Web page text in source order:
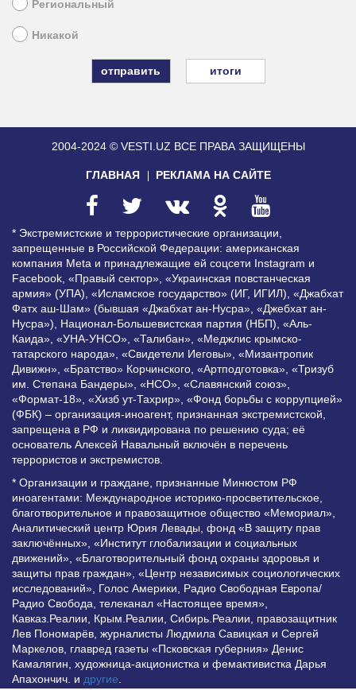
Региональный
Никакой
итоги
2004-2024 © VESTI.UZ ВСЕ ПРАВА ЗАЩИЩЕНЫ
ГЛАВНАЯ РЕКЛАМА НА САЙТЕ
* Экстремистские и террористические организации,
запрещенные в Российской Федерации: американская
компания Meta и принадлежащие ей соцсети Instagram и
Facebook, «Правый сектор», «Украинская повстанческая
армия» (УПА), «Исламское государство» (ИГ, ИГИЛ), «Джабхат
Фатх аш-Шам» (бывшая «Джабхат ан-Нусра», «Джебхат ан-
Нусра»), Национал-Большевистская партия (НБП), «Аль-
Каида», «УНА-УНСО», «Талибан», «Меджлис крымско-
татарского народа», «Свидетели Иеговы», «Мизантропик
Дивижн», «Братство» Корчинского, «Артподготовка», «Тризуб
им. Степана Бандеры», «НСО», «Славянский союз»,
«Формат-18», «Хизб ут-Тахрир», «Фонд борьбы с коррупцией»
(ФБК) – организация-иноагент, признанная экстремистской,
запрещена в РФ и ликвидирована по решению суда; её
основатель Алексей Навальный включён в перечень
террористов и экстремистов.
* Организации и граждане, признанные Минюстом РФ
иноагентами: Международное историко-просветительское,
благотворительное и правозащитное общество «Мемориал»,
Аналитический центр Юрия Левады, фонд «В защиту прав
заключённых», «Институт глобализации и социальных
движений», «Благотворительный фонд охраны здоровья и
защиты прав граждан», «Центр независимых социологических
исследований», Голос Америки, Радио Свободная Европа/
Радио Свобода, телеканал «Настоящее время»,
Кавказ.Реалии, Крым.Реалии, Сибирь.Реалии, правозащитник
Лев Пономарёв, журналисты Людмила Савицкая и Сергей
Маркелов, главред газеты «Псковская губерния» Денис
Камалягин, художница-акционистка и фемактивистка Дарья
Апахончич. и другие